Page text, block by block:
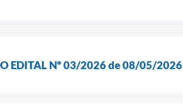
EDITAL Nº 03/2026 de 08/05/2026